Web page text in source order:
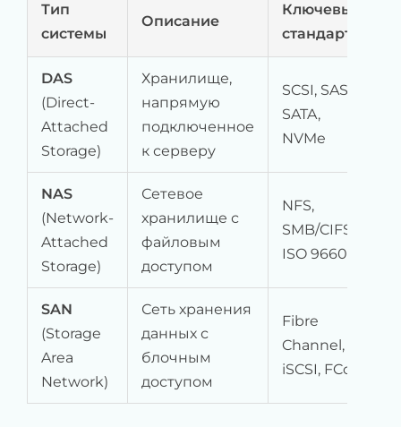
Тип
системы
Описание
Ключевые
стандарты
DAS
(Direct-
Attached
Storage)
Хранилище,
напрямую
подключенное
к серверу
SCSI, SAS,
SATA,
NVMe
NAS
(Network-
Attached
Storage)
Сетевое
хранилище с
файловым
доступом
NFS,
SMB/CIFS,
ISO 9660
SAN
(Storage
Area
Network)
Сеть хранения
данных с
блочным
доступом
Fibre
Channel,
iSCSI, FCoE